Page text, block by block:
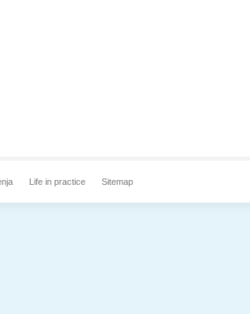
Life in practice Sitemap